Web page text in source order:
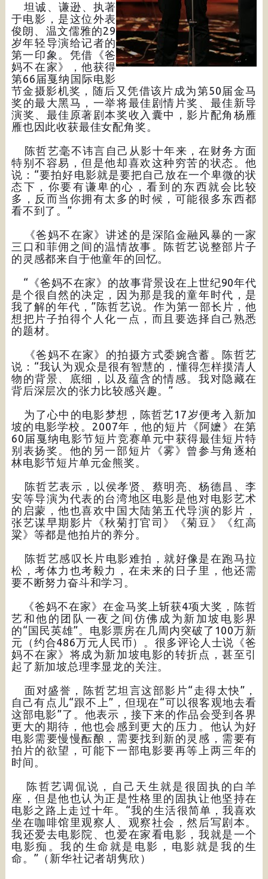
坦诚、谦逊、执著
于电影，是这位外表
俊朗、温文儒雅的29
岁年轻导演给记者的
第一印象。凭借《爸
妈不在家》，他获得
第66届戛纳国际电影
节金摄影机奖，随后又凭借该片成为第50届金马
奖的最大黑马，一举将最佳剧情片奖、最佳新导
演奖、最佳原著剧本奖收入囊中，影片配角杨雁
雁也因此收获最佳女配角奖。
陈哲艺毫不讳言自己从影十年来，在财务方面
特别不容易，但是他却喜欢这种穷苦的状态。他
说：“要拍好电影就是要把自己放在一个卑微的状
态下，你要有谦卑的心，看到的东西就会比较
多，反而当你拥有太多的时候，可能很多东西都
看不到了。”
《爸妈不在家》讲述的是深陷金融风暴的一家
三口和菲佣之间的温情故事。陈哲艺说整部片子
的灵感都来自于他童年的回忆。
“《爸妈不在家》的故事背景设在上世纪90年代
是个很自然的决定，因为那是我的童年时代，是
我了解的年代，”陈哲艺说。作为第一部长片，他
想把片子拍得个人化一点，而且要选择自己熟悉
的题材。
《爸妈不在家》的拍摄方式委婉含蓄。陈哲艺
说：“我认为观众是很有智慧的，懂得怎样摸清人
物的背景、底细，以及蕴含的情感。我对隐藏在
背后深层次的张力比较感兴趣。”
为了心中的电影梦想，陈哲艺17岁便考入新加
坡的电影学校。2007年，他的短片《阿嬷》在第
60届戛纳电影节短片竞赛单元中获得最佳短片特
别表扬奖。他的另一部短片《雾》曾参与角逐柏
林电影节短片单元金熊奖。
陈哲艺表示，以侯孝贤、蔡明亮、杨德昌、李
安等导演为代表的台湾地区电影是他对电影艺术
的启蒙，他也喜欢中国大陆第五代导演的影片，
张艺谋早期影片《秋菊打官司》《菊豆》《红高
粱》等都是他拍片的养分。
陈哲艺感叹长片电影难拍，就好像是在跑马拉
松，考体力也考毅力，在未来的日子里，他还需
要不断努力奋斗和学习。
《爸妈不在家》在金马奖上斩获4项大奖，陈哲
艺和他的团队一夜之间仿佛成为新加坡电影界
的“国民英雄”。电影票房在几周内突破了100万新
元（约合486万元人民币）。很多评论人士说《爸
妈不在家》将成为新加坡电影的转折点，甚至引
起了新加坡总理李显龙的关注。
面对盛誉，陈哲艺坦言这部影片“走得太快”，
自己有点儿“跟不上”，但现在“可以很客观地去看
这部电影”了。他表示，接下来的作品会受到各界
更大的期待，他也会感到更大的压力。他认为好
电影需要慢慢酝酿，需要找到新的灵感，需要有
拍片的欲望，可能下一部电影要再等上两三年的
时间。
陈哲艺调侃说，自己天生就是很固执的白羊
座，但是他也认为正是性格里的固执让他坚持在
电影之路上走过十年。“我的生活很简单，我喜欢
坐在咖啡馆里观察人、观察社会，然后写剧本。
我还爱去电影院、也爱在家看电影，我就是一个
电影痴。我的生命就是电影，电影就是我的生
命。”（新华社记者胡隽欣）